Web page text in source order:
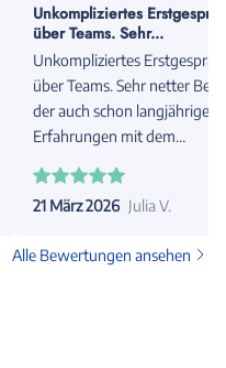
Unkompliziertes
über Teams. Sehr...
Unkompliziertes
über Teams. Sehr netter
der auch schon langjährige
Erfahrungen mit dem
21 März 2026 Julia V.
Alle Bewertungen ansehen